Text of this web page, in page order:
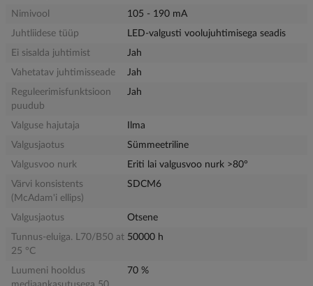
Nimivool
105 - 190 mA
Juhtliidese tüüp
LED-valgusti voolujuhtimisega seadis
Ei sisalda juhtimist
Jah
Vahetatav juhtimisseade
Jah
Reguleerimisfunktsioon
puudub
Jah
Valguse hajutaja
Ilma
Valgusjaotus
Sümmeetriline
Valgusvoo nurk
Eriti lai valgusvoo nurk >80°
Värvi konsistents
(McAdam'i ellips)
SDCM6
Valgusjaotus
Otsene
Tunnus-eluiga. L70/B50 at
25 °C
50000 h
Luumeni hooldus
70 %